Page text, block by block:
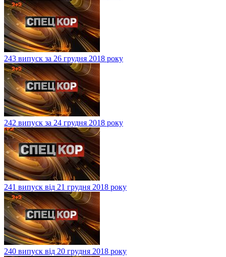
243 випуск за 26 грудня 2018 року
242 випуск за 24 грудня 2018 року
241 випуск від 21 грудня 2018 року
240 випуск від 20 грудня 2018 року